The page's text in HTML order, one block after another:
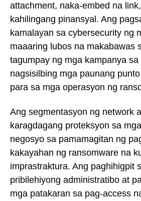
attachment, naka-embed na
kahilingang pinansyal. Ang
kamalayan sa cybersecurity ng
maaaring lubos na makabawas
tagumpay ng mga kampanya
nagsisilbing mga paunang
para sa mga operasyon ng
Ang segmentasyon ng network
karagdagang proteksyon sa
negosyo sa pamamagitan ng
kakayahan ng ransomware na
imprastraktura. Ang paghihigpit
pribilehiyong administratibo at
mga patakaran sa pag-access